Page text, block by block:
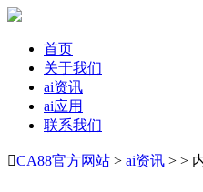
首页
关于我们
ai资讯
ai应用
联系我们
CA88官方网站 > ai资讯 > >